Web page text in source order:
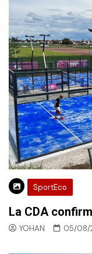
SportEco
La CDA
YOHAN 05/08/